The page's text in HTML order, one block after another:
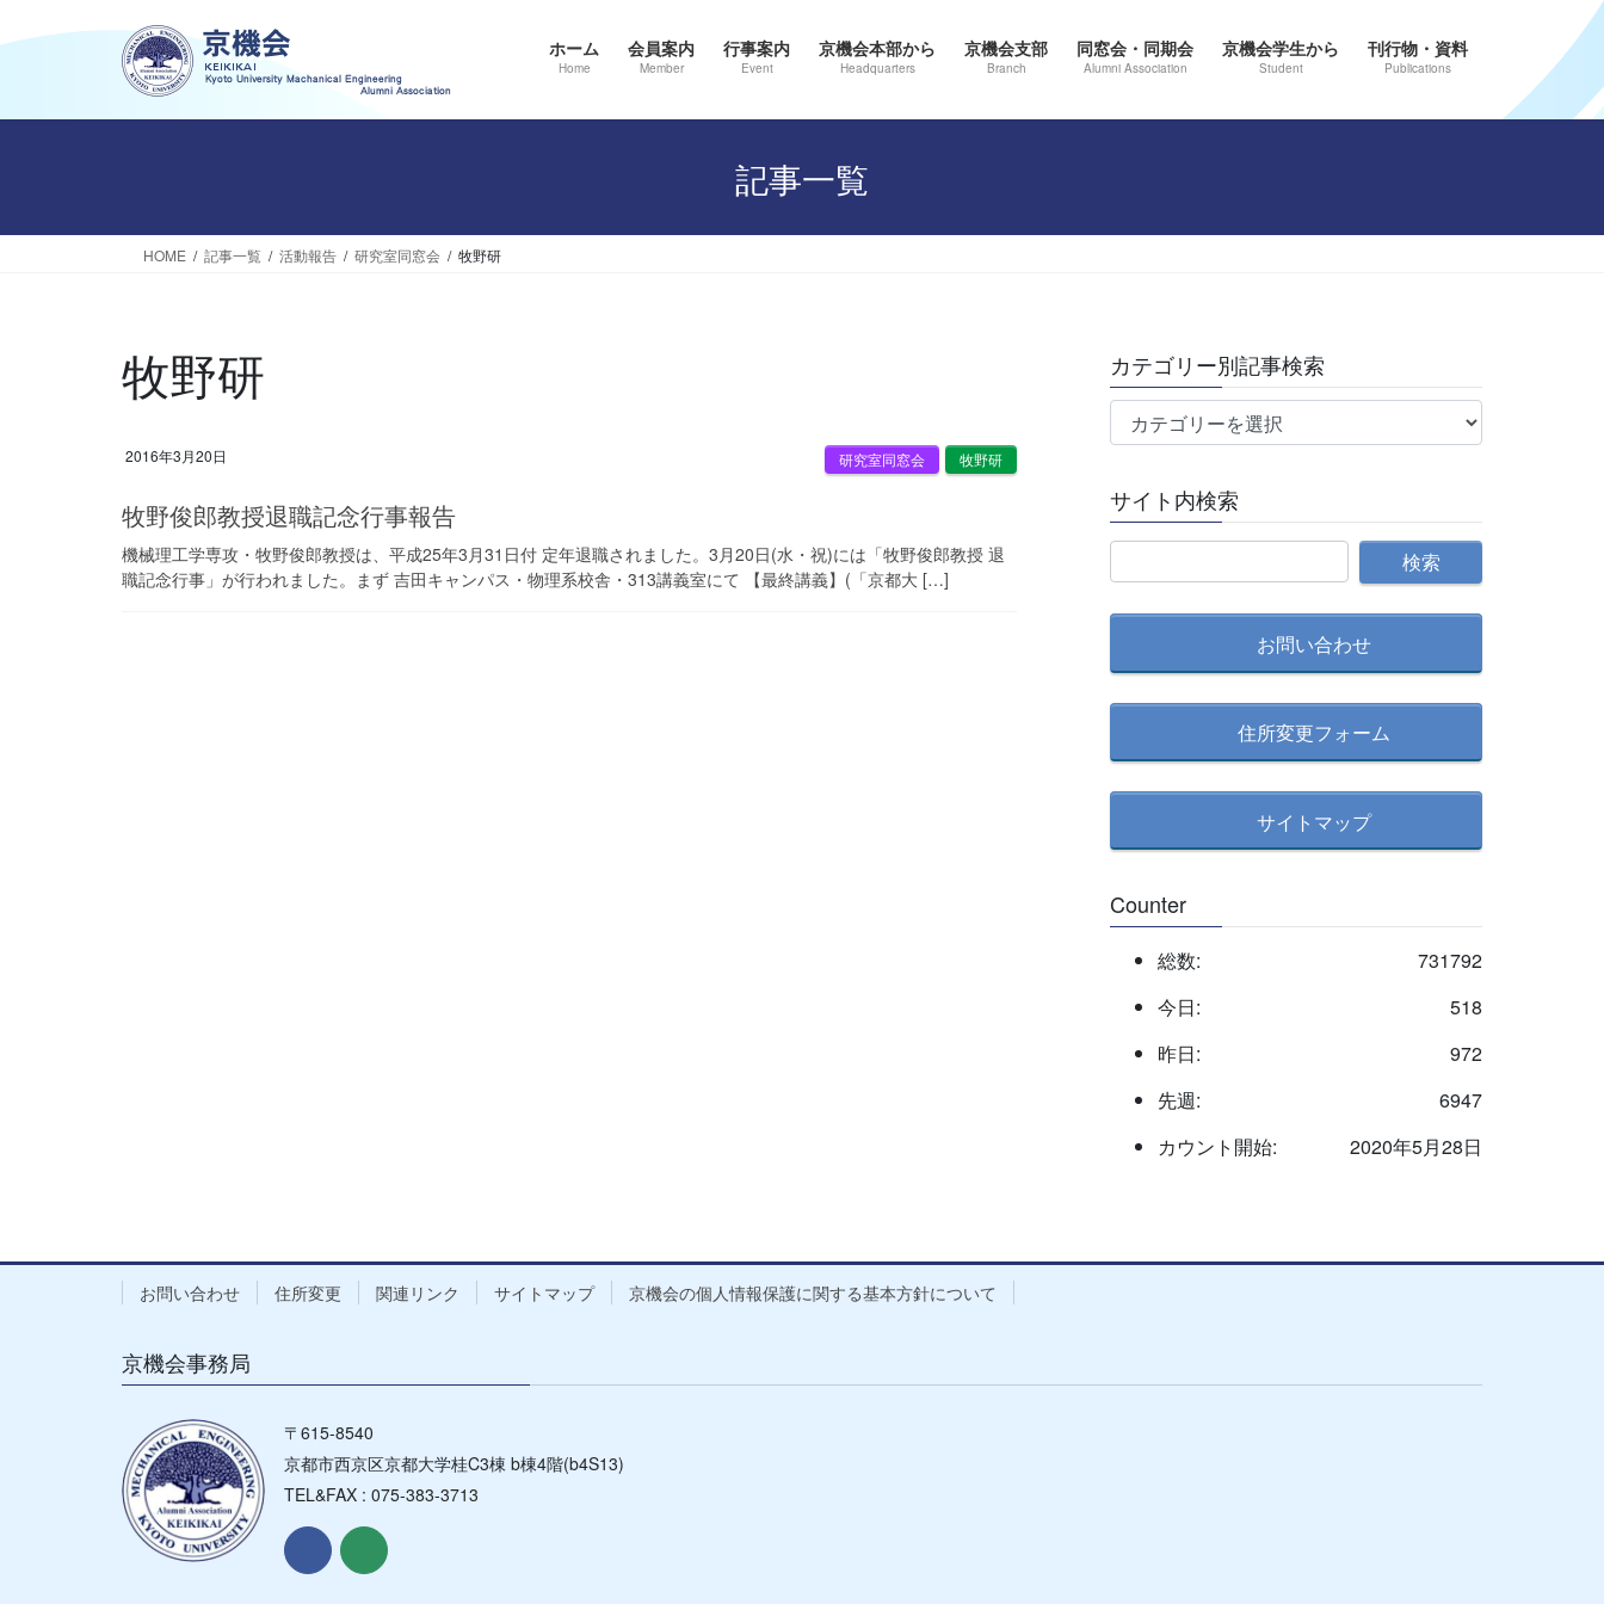
ン
ツ
ッ
ビ
シ
移
ホーム
Home
会員案内
Member
行事案内
Event
京機会本部から
Headquarters
京機会支部
Branch
同窓会・同期会
Alumni Association
京機会学生から
Student
刊行物・資料
Publications
記事一覧
HOME 記事一覧 活動報告 研究室同窓会 牧野研
牧野研
2016年3月20日 牧野研
研究室同窓会
牧野俊郎教授退職記念行事報告
機械理工学専攻・牧野俊郎教授は、平成25年3月31日付 定年退職されました。3月20日(水・祝)には「牧野俊郎教授 退
職記念行事」が行われました。まず 吉田キャンパス・物理系校舎・313講義室にて 【最終講義】(「京都大 […]
カテゴリー別記事検索
カ
テ
リ
ー
記
事
索
サイト内検索
お問い合わせ
住所変更フォーム
サイトマップ
Counter
731792
総数:
518
今日:
972
昨日:
6947
先週:
2020年5月28日
カウント開始:
お問い合わせ 住所変更 関連リンク サイトマップ 京機会の個人情報保護に関する基本方針について
京機会事務局
〒615-8540
京都市西京区京都大学桂C3棟 b棟4階(b4S13)
TEL&FAX : 075-383-3713